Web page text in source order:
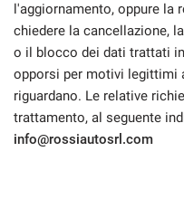
l'aggiornamento, oppure la
chiedere la cancellazione,
o il blocco dei dati trattati
opporsi per motivi legittimi
riguardano. Le relative
trattamento, al seguente
info@rossiautosrl.com